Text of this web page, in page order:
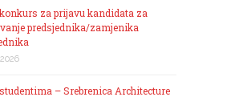
za prijavu kandidata za
predsjednika/zamjenika
– Srebrenica Architecture